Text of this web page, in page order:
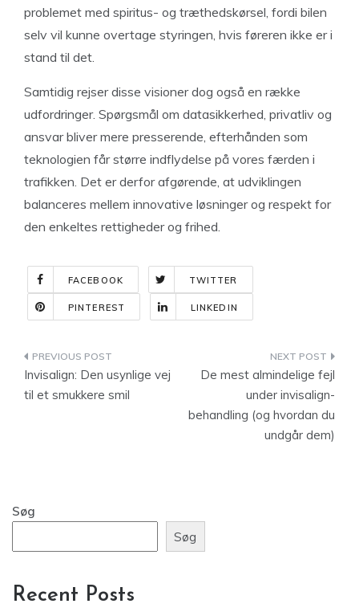
problemet med spiritus- og træthedskørsel, fordi bilen
selv vil kunne overtage styringen, hvis føreren ikke er i
stand til det.
Samtidig rejser disse visioner dog også en række
udfordringer. Spørgsmål om datasikkerhed, privatliv og
ansvar bliver mere presserende, efterhånden som
teknologien får større indflydelse på vores færden i
trafikken. Det er derfor afgørende, at udviklingen
balanceres mellem innovative løsninger og respekt for
den enkeltes rettigheder og frihed.
FACEBOOK TWITTER
PINTEREST LINKEDIN
Indlægsnavigation
Invisalign: Den usynlige vej
til et smukkere smil
De mest almindelige fejl
under invisalign-
behandling (og hvordan du
undgår dem)
Søg
Søg
Recent Posts